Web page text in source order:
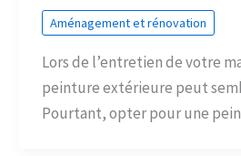
Aménagement et rénovation
Lors de l’entretien de votre
peinture extérieure peut
Pourtant, opter pour une